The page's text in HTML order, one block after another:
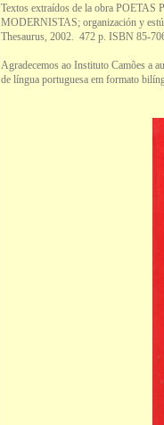
Textos extraídos de la obra
MODERNISTAS; organización y
Thesaurus, 2002. 472 p. ISBN 85-
Agradecemos ao Instituto Camões a
de língua portuguesa em formato